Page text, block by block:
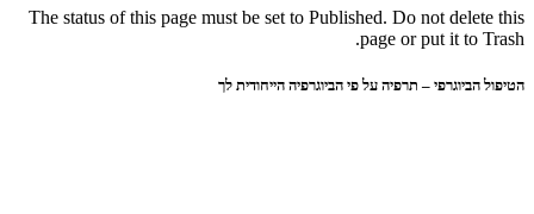
The status of this page must be set to Published. Do not delete this
page or put it to Trash.
הטיפול הביוגרפי – תרפיה על פי הביוגרפיה הייחודית לך